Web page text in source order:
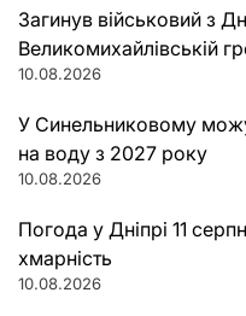
Загинув військовий з
Великомихайлівській
10.08.2026
У Синельниковому
на воду з 2027 року
10.08.2026
Погода у Дніпрі 11
хмарність
10.08.2026